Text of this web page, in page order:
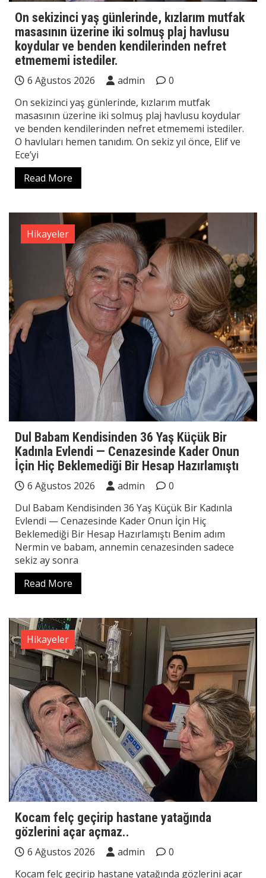
On sekizinci yaş günlerinde, kızlarım mutfak
masasının üzerine iki solmuş plaj havlusu
koydular ve benden kendilerinden nefret
etmememi istediler.
6 Ağustos 2026 admin
0
On sekizinci yaş günlerinde, kızlarım mutfak
masasının üzerine iki solmuş plaj havlusu koydular
ve benden kendilerinden nefret etmememi istediler.
O havluları hemen tanıdım. On sekiz yıl önce, Elif ve
Ece’yi
Read More
Hikayeler
Dul Babam Kendisinden 36 Yaş Küçük Bir
Kadınla Evlendi — Cenazesinde Kader Onun
İçin Hiç Beklemediği Bir Hesap Hazırlamıştı
6 Ağustos 2026 admin
0
Dul Babam Kendisinden 36 Yaş Küçük Bir Kadınla
Evlendi — Cenazesinde Kader Onun İçin Hiç
Beklemediği Bir Hesap Hazırlamıştı Benim adım
Nermin ve babam, annemin cenazesinden sadece
sekiz ay sonra
Read More
Hikayeler
Kocam felç geçirip hastane yatağında
gözlerini açar açmaz..
6 Ağustos 2026 admin
0
Kocam felç geçirip hastane yatağında gözlerini açar